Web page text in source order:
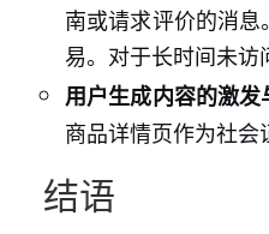
南或请求评价的消
易。对于长时间未
用户生成内容的激发
商品详情页作为社
结语